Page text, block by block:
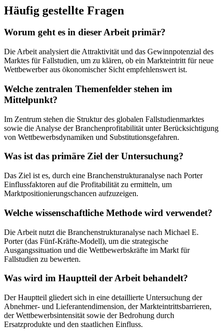
Häufig gestellte Fragen
Worum geht es in dieser Arbeit primär?
Die Arbeit analysiert die Attraktivität und das Gewinnpotenzial des
Marktes für Fallstudien, um zu klären, ob ein Markteintritt für neue
Wettbewerber aus ökonomischer Sicht empfehlenswert ist.
Welche zentralen Themenfelder stehen im
Mittelpunkt?
Im Zentrum stehen die Struktur des globalen Fallstudienmarktes
sowie die Analyse der Branchenprofitabilität unter Berücksichtigung
von Wettbewerbsdynamiken und Substitutionsgefahren.
Was ist das primäre Ziel der Untersuchung?
Das Ziel ist es, durch eine Branchenstrukturanalyse nach Porter
Einflussfaktoren auf die Profitabilität zu ermitteln, um
Marktpositionierungschancen aufzuzeigen.
Welche wissenschaftliche Methode wird verwendet?
Die Arbeit nutzt die Branchenstrukturanalyse nach Michael E.
Porter (das Fünf-Kräfte-Modell), um die strategische
Ausgangssituation und die Wettbewerbskräfte im Markt für
Fallstudien zu bewerten.
Was wird im Hauptteil der Arbeit behandelt?
Der Hauptteil gliedert sich in eine detaillierte Untersuchung der
Abnehmer- und Lieferantendimension, der Markteintrittsbarrieren,
der Wettbewerbsintensität sowie der Bedrohung durch
Ersatzprodukte und den staatlichen Einfluss.